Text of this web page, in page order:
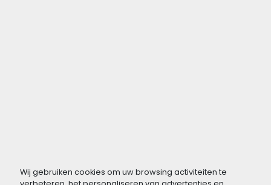
Wij gebruiken cookies om uw browsing activiteiten te